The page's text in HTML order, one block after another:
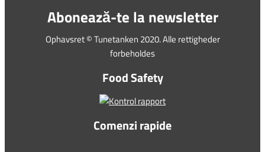
Abonează-te la newsletter
Ophavsret © Tunetanken 2020. Alle rettigheder
forbeholdes
Food Safety
Comenzi rapide